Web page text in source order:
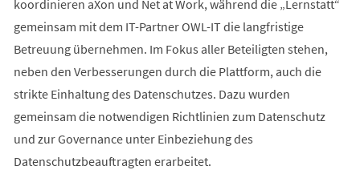
koordinieren aXon und Net at Work, während die „Lernstatt“
gemeinsam mit dem IT-Partner OWL-IT die langfristige
Betreuung übernehmen. Im Fokus aller Beteiligten stehen,
neben den Verbesserungen durch die Plattform, auch die
strikte Einhaltung des Datenschutzes. Dazu wurden
gemeinsam die notwendigen Richtlinien zum Datenschutz
und zur Governance unter Einbeziehung des
Datenschutzbeauftragten erarbeitet.